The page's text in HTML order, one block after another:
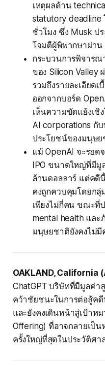
เหตุผลด้าน
statutory deadline
ชั่วโมง ซึ่ง Musk ป
โจมตีผู้พิพากษาผ่าน
กระบวนการพิจารณ
ของ Silicon Valley
รวมถึงรายละเอียดเ
ออกจากบอร์ด
เห็นความขัดแย้งเชิ
AI corporations กั
ประโยชน์ของมนุษย
แม้ OpenAI จะรอด
IPO ขนาดใหญ่ที่มี
ล้านดอลลาร์ แต่คดี
คงถูกควบคุมโดยกลุ่
เพียงไม่กี่คน ขณะที่
mental health และ
มนุษยชาติยังคงไม่
OAKLAND, California
ChatGPT บริษัทที่มีมูลค่า
คว้าชัยชนะในการต่อสู้ค
และยังคงเดินหน้าสู่เป้าห
Offering) ที่อาจกลายเป็
ครั้งใหญ่ที่สุดในประวัติศา